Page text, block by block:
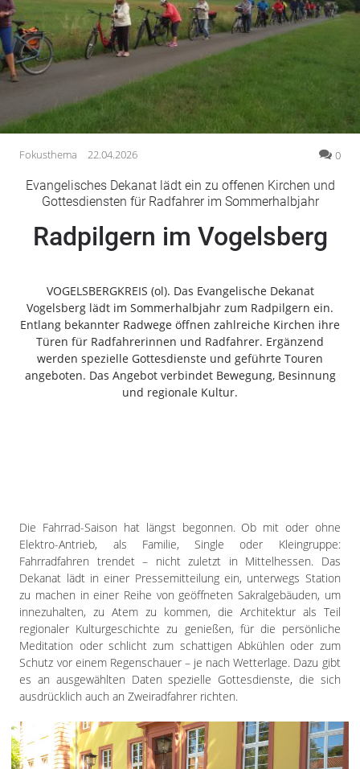
Gesundheit
Kultur
Lifestyle
Wirtschaft
Vogelsberg
Alsfeld
Lauterbach
Romrod
Homberg
Schotten
Schlitz
Antrifttal
Feldatal
Freiensteinau
Gemünden
Mücke
Schwalmtal
Ulrichstein
Wartenberg
Schwalm
Fulda
Gießen
Impressum
Datenschutzerklärung
Fokusthema 22.04.2026 0
Evangelisches Dekanat lädt ein zu offenen Kirchen und
Gottesdiensten für Radfahrer im Sommerhalbjahr
Radpilgern im Vogelsberg
VOGELSBERGKREIS (ol). Das Evangelische Dekanat
Vogelsberg lädt im Sommerhalbjahr zum Radpilgern ein.
Entlang bekannter Radwege öffnen zahlreiche Kirchen ihre
Türen für Radfahrerinnen und Radfahrer. Ergänzend
werden spezielle Gottesdienste und geführte Touren
angeboten. Das Angebot verbindet Bewegung, Besinnung
und regionale Kultur.
Die Fahrrad-Saison hat längst begonnen. Ob mit oder ohne
Elektro-Antrieb, als Familie, Single oder Kleingruppe:
Fahrradfahren trendet – nicht zuletzt in Mittelhessen. Das
Dekanat lädt in einer Pressemitteilung ein, unterwegs Station
zu machen in einer Reihe von geöffneten Sakralgebäuden, um
innezuhalten, zu Atem zu kommen, die Architektur als Teil
regionaler Kulturgeschichte zu genießen, für die persönliche
Meditation oder schlicht zum schattigen Abkühlen oder zum
Schutz vor einem Regenschauer – je nach Wetterlage. Dazu gibt
es an ausgewählten Daten spezielle Gottesdienste, die sich
ausdrücklich auch an Zweiradfahrer richten.